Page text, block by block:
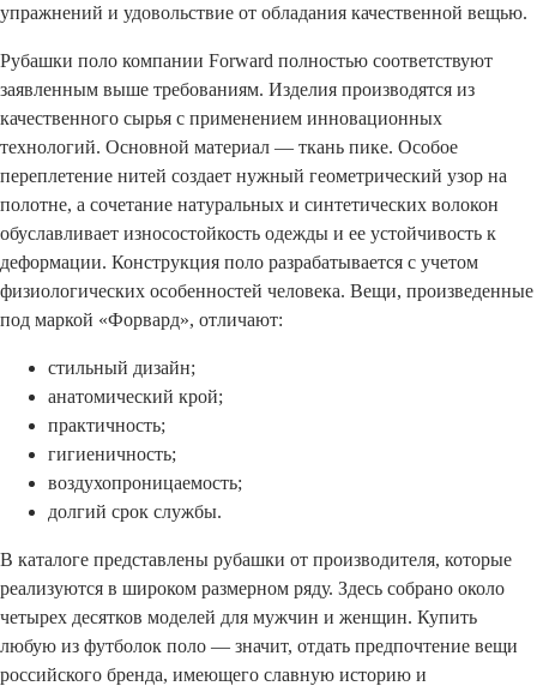
упражнений и удовольствие от обладания качественной вещью.
Рубашки поло компании Forward полностью соответствуют
заявленным выше требованиям. Изделия производятся из
качественного сырья с применением инновационных
технологий. Основной материал — ткань пике. Особое
переплетение нитей создает нужный геометрический узор на
полотне, а сочетание натуральных и синтетических волокон
обуславливает износостойкость одежды и ее устойчивость к
деформации. Конструкция поло разрабатывается с учетом
физиологических особенностей человека. Вещи, произведенные
под маркой «Форвард», отличают:
стильный дизайн;
анатомический крой;
практичность;
гигиеничность;
воздухопроницаемость;
долгий срок службы.
В каталоге представлены рубашки от производителя, которые
реализуются в широком размерном ряду. Здесь собрано около
четырех десятков моделей для мужчин и женщин. Купить
любую из футболок поло — значит, отдать предпочтение вещи
российского бренда, имеющего славную историю и